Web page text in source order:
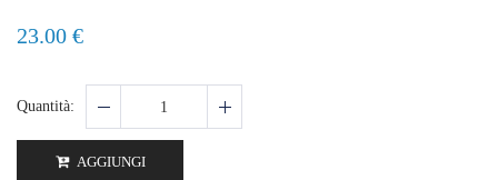
23.00 €
Quantità:
AGGIUNGI